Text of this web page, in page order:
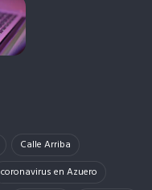
Calle Arriba
coronavirus en Azuero